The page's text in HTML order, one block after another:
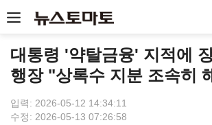
대통령 '약탈금융' 지적에
행장 "상록수 지분 조속히
입력: 2026-05-12 14:34:11
수정: 2026-05-13 07:26:58